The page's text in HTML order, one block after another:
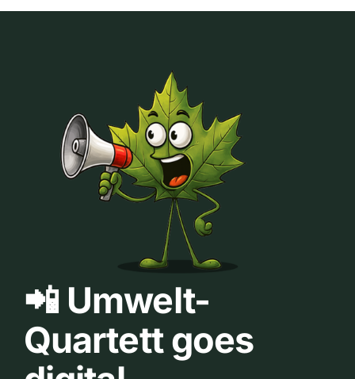
📲 Umwelt-
Quartett goes